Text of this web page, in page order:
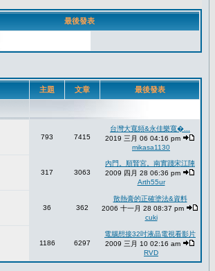
最後發表
主題 文章 最後發表
793 7415
台灣大寬頻&永佳樂寬�...
2019 三月 06 04:16 pm
mikasa1130
317 3063
內門。順賢宮。南實踐宋江陣
2009 四月 28 06:36 pm
Arth55ur
36 362
散熱膏的正確塗法&資料
2006 十一月 28 08:37 pm
cuki
1186 6297
電腦想接32吋液晶電視看影片
2009 三月 10 02:16 am
RVD